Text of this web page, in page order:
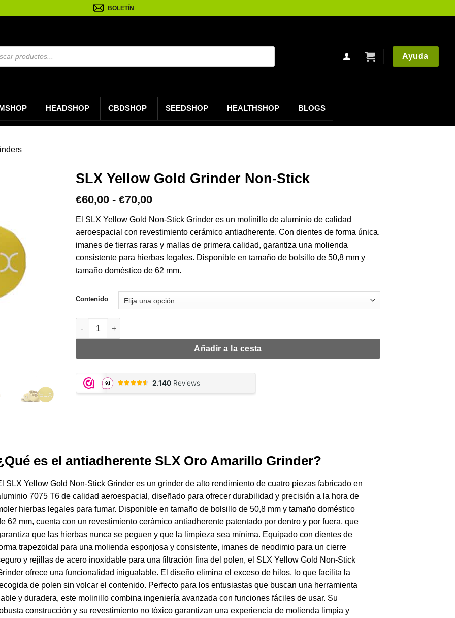
BOLETÍN
Ayuda
HEADSHOP CBDSHOP SEEDSHOP HEALTHSHOP BLOGS
SLX Yellow Gold Grinder Non-Stick
€60,00 - €70,00Rango
precios:
desde
€60,00
hasta
€70,00
El SLX Yellow Gold Non-Stick Grinder es un molinillo de aluminio de calidad
aeroespacial con revestimiento cerámico antiadherente. Con dientes de forma única,
imanes de tierras raras y mallas de primera calidad, garantiza una molienda
consistente para hierbas legales. Disponible en tamaño de bolsillo de 50,8 mm y
tamaño doméstico de 62 mm.
Contenido
SLX Yellow Gold Grinder Non-Stick cantidad
Añadir a la cesta
es el antiadherente SLX Oro Amarillo Grinder?
SLX Yellow Gold Non-Stick Grinder es un grinder de alto rendimiento de cuatro piezas fabricado en
7075 T6 de calidad aeroespacial, diseñado para ofrecer durabilidad y precisión a la hora de
hierbas legales para fumar. Disponible en tamaño de bolsillo de 50,8 mm y tamaño doméstico
62 mm, cuenta con un revestimiento cerámico antiadherente patentado por dentro y por fuera, que
que las hierbas nunca se peguen y que la limpieza sea mínima. Equipado con dientes de
trapezoidal para una molienda esponjosa y consistente, imanes de neodimio para un cierre
y rejillas de acero inoxidable para una filtración fina del polen, el SLX Yellow Gold Non-Stick
ofrece una funcionalidad inigualable. El diseño elimina el exceso de hilos, lo que facilita la
de polen sin volcar el contenido. Perfecto para los entusiastas que buscan una herramienta
y duradera, este molinillo combina ingeniería avanzada con funciones fáciles de usar. Su
construcción y su revestimiento no tóxico garantizan una experiencia de molienda limpia y